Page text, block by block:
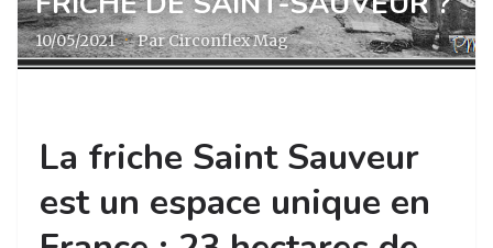
10/05/2021 · Par Circonflex Mag
La friche Saint Sauveur
est un espace unique en